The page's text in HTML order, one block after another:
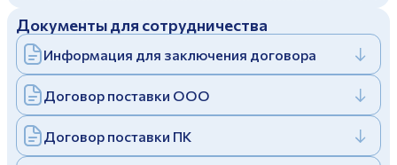
Документы для сотрудничества
Информация для заключения договора
Договор поставки ООО
Договор поставки ПК